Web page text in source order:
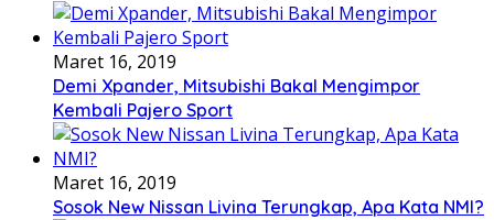
Maret 16, 2019
Demi Xpander, Mitsubishi Bakal Mengimpor
Kembali Pajero Sport
Maret 16, 2019
Sosok New Nissan Livina Terungkap, Apa Kata NMI?